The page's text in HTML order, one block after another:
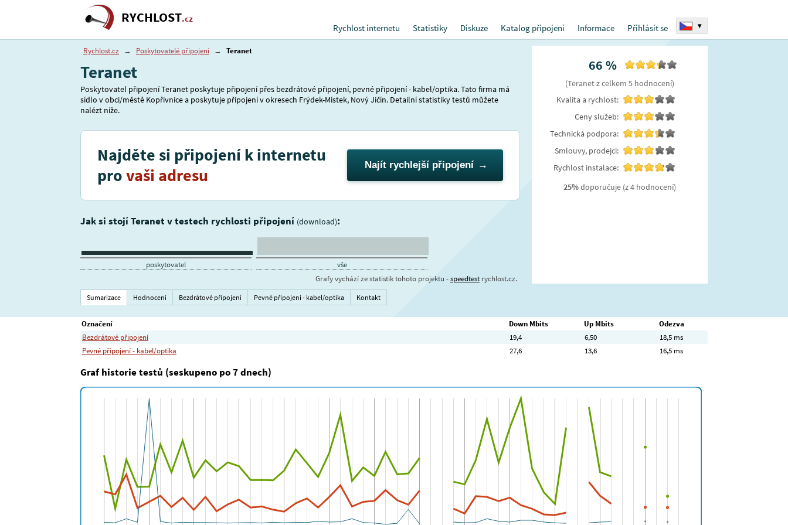
RYCHLOST.cz
Rychlost internetu
Statistiky Diskuze Katalog připojení Informace Přihlásit se ▾
Rychlost.cz → Poskytovatelé připojení → Teranet
Teranet
Poskytovatel připojení Teranet poskytuje připojení přes bezdrátové připojení, pevné připojení - kabel/optika. Tato firma má
sídlo v obci/městě Kopřivnice a poskytuje připojení v okresech Frýdek-Místek, Nový Jičín. Detailní statistiky testů můžete
nalézt níže.
Najděte si připojení k internetu
provaši adresu Najít rychlejší připojení
Jak si stojí Teranet v testech rychlosti připojení (download):
poskytovatel
vše
Grafy vychází ze statistik tohoto projektu -speedtestrychlost.cz.
66 %
(Teranetz celkem 5 hodnocení)
Kvalita a rychlost:
Ceny služeb:
Technická podpora:
Smlouvy, prodejci:
Rychlost instalace:
25%doporučuje (z 4 hodnocení)
Sumarizace Hodnocení Bezdrátové připojení Pevné připojení - kabel/optika Kontakt
Označení Down Mbits Up Mbits
Odezva
Bezdrátové připojení
19,4 6,50
18,5 ms
Pevné připojení - kabel/optika
27,6 13,6 16,5 ms
Graf historie testů (seskupeno po 7 dnech)